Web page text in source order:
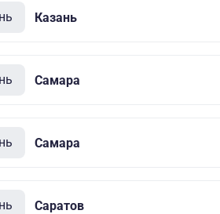
Казань
Самара
Самара
Саратов